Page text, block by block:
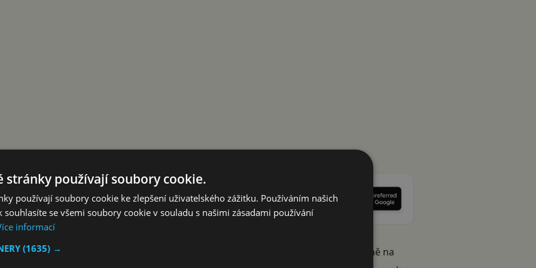
stránky na Google
nebo sleva
to všichni, ví to i náš cholerický šéfredaktor Karel Drda, který jezdí dvakrát měsíčně na
stránky používají soubory cookie.
používají soubory cookie ke zlepšení uživatelského zážitku. Používáním našich
souhlasíte se všemi soubory cookie v souladu s našimi zásadami používání
informací
(1635) →